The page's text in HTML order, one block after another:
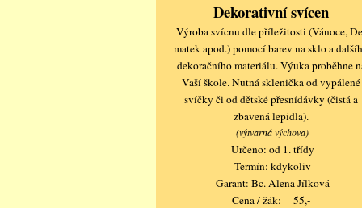
Dekorativní svícen
Výroba svícnu dle příležitosti (Vánoce,
matek apod.) pomocí barev na sklo a
dekoračního materiálu. Výuka proběhne
Vaší škole. Nutná sklenička od vypálené
svíčky či od dětské přesnídávky (čistá a
zbavená lepidla).
(výtvarná výchova)
Určeno: od 1. třídy
Termín: kdykoliv
Garant: Bc. Alena Jílková
Cena / žák: 55,-